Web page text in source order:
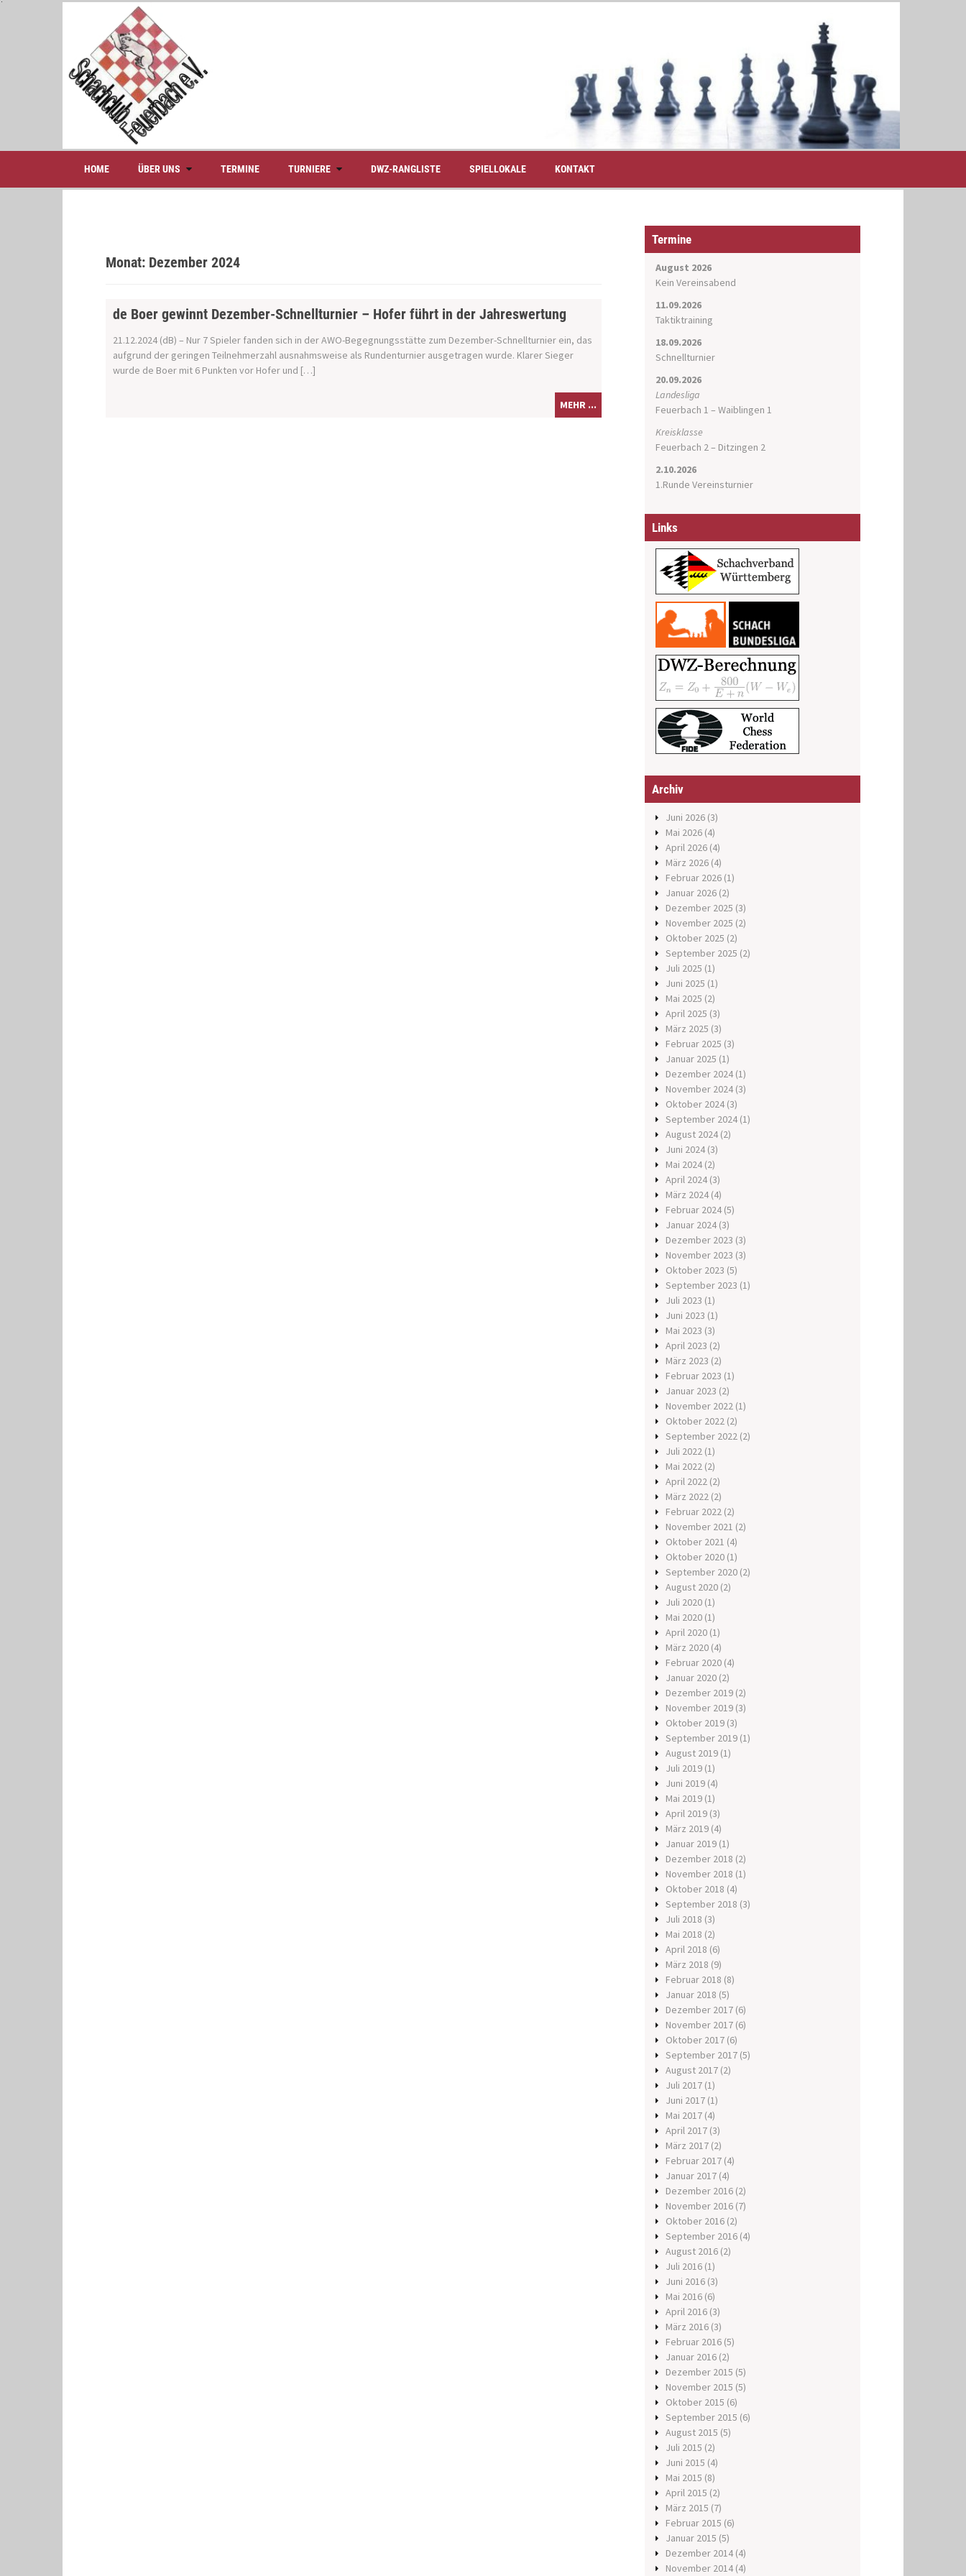
S
t
HOME ÜBER UNS TERMINE TURNIERE DWZ-RANGLISTE SPIELLOKALE KONTAKT
Monat: Dezember 2024
de Boer gewinnt Dezember-Schnellturnier – Hofer führt in der Jahreswertung
21.12.2024 (dB) – Nur 7 Spieler fanden sich in der AWO-Begegnungsstätte zum Dezember-Schnellturnier ein, das
aufgrund der geringen Teilnehmerzahl ausnahmsweise als Rundenturnier ausgetragen wurde. Klarer Sieger
wurde de Boer mit 6 Punkten vor Hofer und […]
MEHR ...
Termine
August 2026
Kein Vereinsabend
11.09.2026
Taktiktraining
18.09.2026
Schnellturnier
20.09.2026
Landesliga
Feuerbach 1 – Waiblingen 1
Kreisklasse
Feuerbach 2 – Ditzingen 2
2.10.2026
1.Runde Vereinsturnier
Links
Archiv
Juni 2026 (3)
Mai 2026 (4)
April 2026 (4)
März 2026 (4)
Februar 2026 (1)
Januar 2026 (2)
Dezember 2025 (3)
November 2025 (2)
Oktober 2025 (2)
September 2025 (2)
Juli 2025 (1)
Juni 2025 (1)
Mai 2025 (2)
April 2025 (3)
März 2025 (3)
Februar 2025 (3)
Januar 2025 (1)
Dezember 2024 (1)
November 2024 (3)
Oktober 2024 (3)
September 2024 (1)
August 2024 (2)
Juni 2024 (3)
Mai 2024 (2)
April 2024 (3)
März 2024 (4)
Februar 2024 (5)
Januar 2024 (3)
Dezember 2023 (3)
November 2023 (3)
Oktober 2023 (5)
September 2023 (1)
Juli 2023 (1)
Juni 2023 (1)
Mai 2023 (3)
April 2023 (2)
März 2023 (2)
Februar 2023 (1)
Januar 2023 (2)
November 2022 (1)
Oktober 2022 (2)
September 2022 (2)
Juli 2022 (1)
Mai 2022 (2)
April 2022 (2)
März 2022 (2)
Februar 2022 (2)
November 2021 (2)
Oktober 2021 (4)
Oktober 2020 (1)
September 2020 (2)
August 2020 (2)
Juli 2020 (1)
Mai 2020 (1)
April 2020 (1)
März 2020 (4)
Februar 2020 (4)
Januar 2020 (2)
Dezember 2019 (2)
November 2019 (3)
Oktober 2019 (3)
September 2019 (1)
August 2019 (1)
Juli 2019 (1)
Juni 2019 (4)
Mai 2019 (1)
April 2019 (3)
März 2019 (4)
Januar 2019 (1)
Dezember 2018 (2)
November 2018 (1)
Oktober 2018 (4)
September 2018 (3)
Juli 2018 (3)
Mai 2018 (2)
April 2018 (6)
März 2018 (9)
Februar 2018 (8)
Januar 2018 (5)
Dezember 2017 (6)
November 2017 (6)
Oktober 2017 (6)
September 2017 (5)
August 2017 (2)
Juli 2017 (1)
Juni 2017 (1)
Mai 2017 (4)
April 2017 (3)
März 2017 (2)
Februar 2017 (4)
Januar 2017 (4)
Dezember 2016 (2)
November 2016 (7)
Oktober 2016 (2)
September 2016 (4)
August 2016 (2)
Juli 2016 (1)
Juni 2016 (3)
Mai 2016 (6)
April 2016 (3)
März 2016 (3)
Februar 2016 (5)
Januar 2016 (2)
Dezember 2015 (5)
November 2015 (5)
Oktober 2015 (6)
September 2015 (6)
August 2015 (5)
Juli 2015 (2)
Juni 2015 (4)
Mai 2015 (8)
April 2015 (2)
März 2015 (7)
Februar 2015 (6)
Januar 2015 (5)
Dezember 2014 (4)
November 2014 (4)